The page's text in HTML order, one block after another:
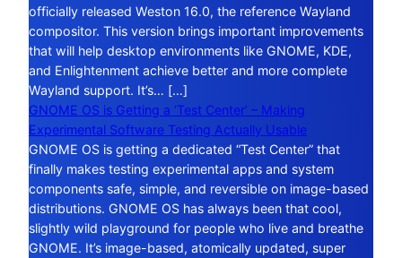
officially released Weston 16.0, the reference Wayland
compositor. This version brings important improvements
that will help desktop environments like GNOME, KDE,
and Enlightenment achieve better and more complete
Wayland support. It’s… […]
GNOME OS is Getting a ‘Test Center’ – Making
Experimental Software Testing Actually Usable
GNOME OS is getting a dedicated “Test Center” that
finally makes testing experimental apps and system
components safe, simple, and reversible on image-based
distributions. GNOME OS has always been that cool,
slightly wild playground for people who live and breathe
GNOME. It’s image-based, atomically updated, super